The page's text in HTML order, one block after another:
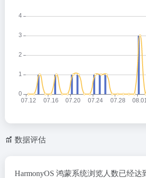
数据评估
HarmonyOS 鸿蒙系统浏览人数已经达